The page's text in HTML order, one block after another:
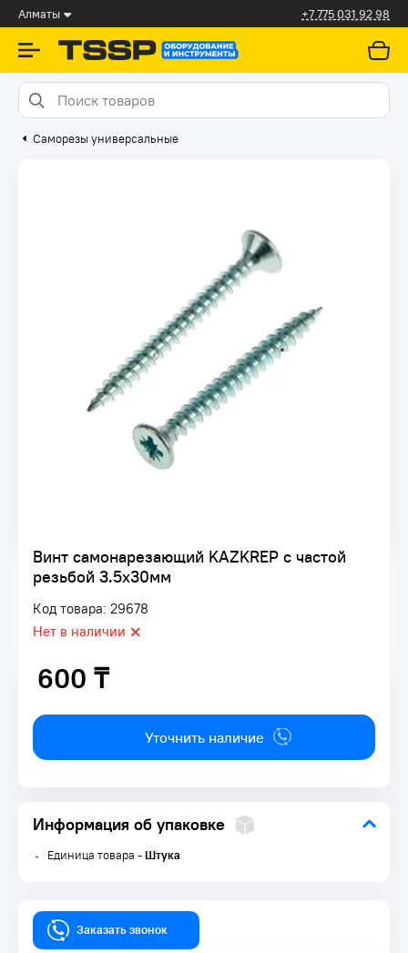
Алматы +7 775 031 92 98
Саморезы универсальные
Винт самонарезающий KAZKREP с частой
резьбой 3.5х30мм
Код товара: 29678
Нет в наличии
600 ₸
600 ₸
Уточнить наличие
Информация об упаковке
Единица товара -Штука
Заказать звонок